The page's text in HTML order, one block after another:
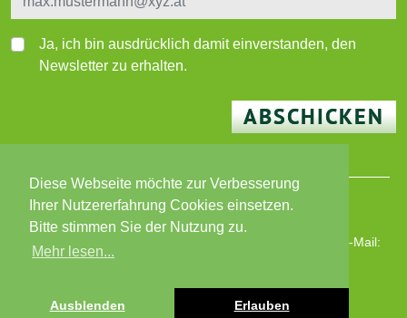
Diese Webseite möchte zur Verbesserung
Ihrer Nutzererfahrung Cookies einsetzen.
Bitte stimmen Sie der Nutzung zu.
Mehr lesen...
Ausblenden Erlauben
Ja, ich bin ausdrücklich damit einverstanden, den
Newsletter zu erhalten.
ABSCHICKEN
© 2026 BEWO-Besser Wohnen-Immobilien GmbH
Wiener Straße 180, 8051 Graz | T: +43 316 82 02 87 | E-Mail:
Datenschutz